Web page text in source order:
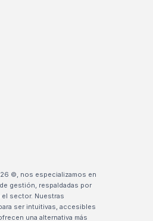
©, nos especializamos en
gestión, respaldadas por
el sector. Nuestras
ser intuitivas, accesibles
una alternativa más